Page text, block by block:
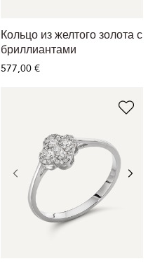
Кольцо из желтого золота с
бриллиантами
577,00 €